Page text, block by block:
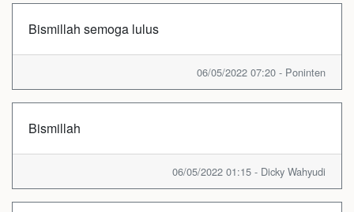
Bismillah semoga lulus
06/05/2022 07:20 - Poninten
Bismillah
06/05/2022 01:15 - Dicky Wahyudi